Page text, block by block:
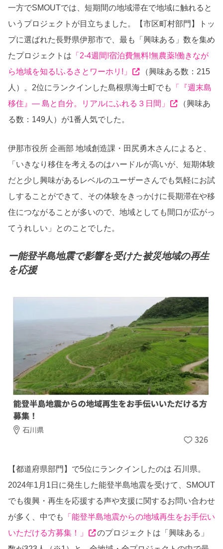
一方でSMOUTでは、短期間の地域滞在で地域に触れると
いうプロジェクトが目立ちました。
【市区町村部門】トッ
プに選ばれた長野県伊那市で、最も「興味ある」数を集め
たプロジェクトは 「2-4週間!宿泊費無料!無農薬!働きなが
ら地域を知る!ふるさとワーホリ!」
（興味ある数：215
人）。2位にランクインした島根県海士町でも
「『週末島
移住』― 島と自分。リアルにふれる３日間」
（興味あ
る数：149人）が1番人気でした。
伊那市役所 企画部 地域創造課・田尻勇木さんによると、
「いきなり移住を考えるのはハードルが高いが、短期体験
だと少し興味があるレベルのユーザーさんでも気軽にお試
しすることができて、その体験をきっかけに長期滞在や移
住につながることが多いので、地域としても間口が広がっ
てうれしい」とのことでした。
ー能登半島地震で影響を受けた被災地域の再生
を応援
【都道府県部門】で5位にランクインしたのは 石川県。
2024年1月1日に発生した能登半島地震を受けて、SMOUT
でも復興・再生を応援する声や支援に関するお問い合わせ
が多く、中でも
「能登半島地震からの地域再生をお手伝い
いただける方募集！」
のプロジェクトは「興味ある」